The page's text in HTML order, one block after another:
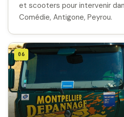
et scooters pour intervenir
Comédie, Antigone, Peyrou.
06